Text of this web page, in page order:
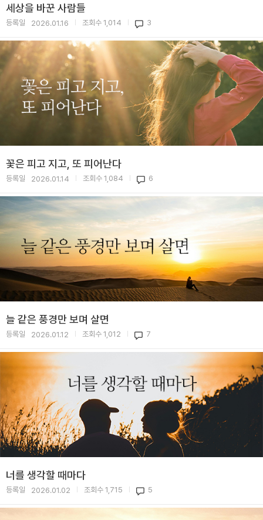
세상을 바꾼 사람들
등록일 2026.01.16 조회수 1,014 3
꽃은 피고 지고, 또 피어난다
등록일 2026.01.14 조회수 1,084 6
늘 같은 풍경만 보며 살면
등록일 2026.01.12 조회수 1,012 7
너를 생각할 때마다
등록일 2026.01.02 조회수 1,715 5